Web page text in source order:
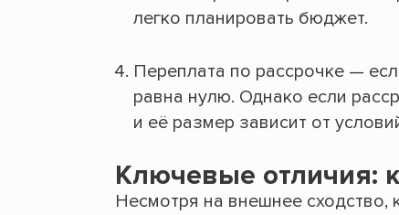
легко планировать бюджет.
Переплата по рассрочке —
равна нулю. Однако если
и её размер зависит от
Ключевые отличия:
Несмотря на внешнее сходство,